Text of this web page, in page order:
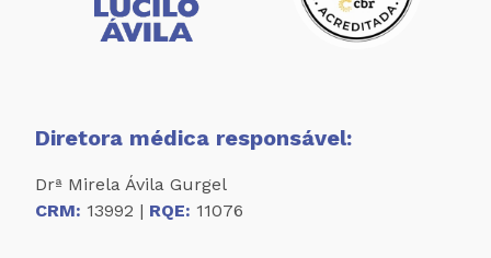
Diretora médica responsável:
Drª Mirela Ávila Gurgel
CRM: 13992 | RQE: 11076